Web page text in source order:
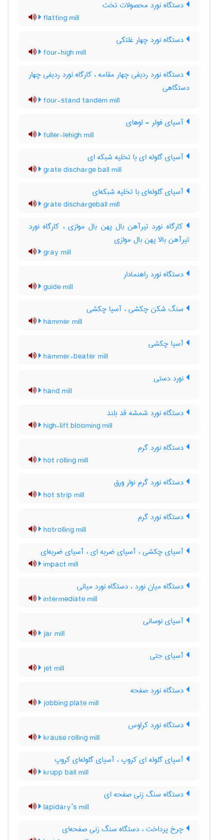
دستگاه نورد محصولات تخت
flatting mill
دستگاه نورد چهار غلتکی
four-high mill
دستگاه نورد ردیفی چهار مقامه ، کارگاه نورد ردیفی چهار
دستگاهی
four-stand tandem mill
آسیای فولر - لوهای
fuller-lehigh mill
آسیای گلوله ای با تخلیه شبکه ای
grate discharge ball mill
آسیای گلوله‌ای با تخلیه شبکه‌ای
grate dischargeball mill
کارگاه نورد تیرآهن بال پهن بال موازی ، کارگاه نورد
تیرآهن بالا پهن بال موازی
gray mill
دستگاه نورد راهنمادار
guide mill
سنگ شکن چکشی ، آسیا چکشی
hammer mill
آسیا چکشی
hammer-beater mill
نورد دستی
hand mill
دستگاه نورد شمشه قد بلند
high-lift blooming mill
دستگاه نورد گرم
hot rolling mill
دستگاه نورد گرم نوار ورق
hot strip mill
دستگاه نورد گرم
hotrolling mill
آسیای چکشی ، آسیای ضربه ای ، آسیای ضربه‌ای
impact mill
دستگاه میان نورد ، دستگاه نورد میانی
intermediate mill
آسیای نوسانی
jar mill
آسیای جتی
jet mill
دستگاه نورد صفحه
jobbing plate mill
دستگاه نورد کراوس
krause rolling mill
آسیای گلوله ای کروپ ، آسیای گلوله‌ای کروپ
krupp ball mill
دستگاه سنگ زنی صفحه ای
lapidary’s mill
چرخ پرداخت ، دستگاه سنگ زنی صفحه‌ای